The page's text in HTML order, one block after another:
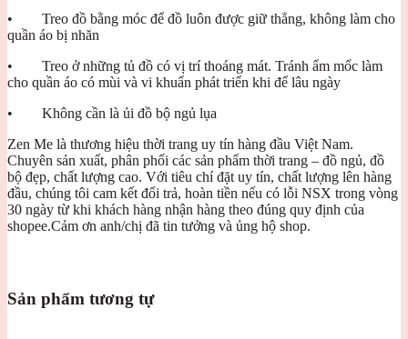
• Treo đồ bằng móc để đồ luôn được giữ thẳng, không làm cho
quần áo bị nhăn
• Treo ở những tủ đồ có vị trí thoáng mát. Tránh ẩm mốc làm
cho quần áo có mùi và vi khuẩn phát triển khi để lâu ngày
• Không cần là ủi đồ bộ ngủ lụa
Zen Me là thương hiệu thời trang uy tín hàng đầu Việt Nam.
Chuyên sản xuất, phân phối các sản phẩm thời trang – đồ ngủ, đồ
bộ đẹp, chất lượng cao. Với tiêu chí đặt uy tín, chất lượng lên hàng
đầu, chúng tôi cam kết đổi trả, hoàn tiền nếu có lỗi NSX trong vòng
30 ngày từ khi khách hàng nhận hàng theo đúng quy định của
shopee.Cảm ơn anh/chị đã tin tưởng và ủng hộ shop.
Sản phẩm tương tự